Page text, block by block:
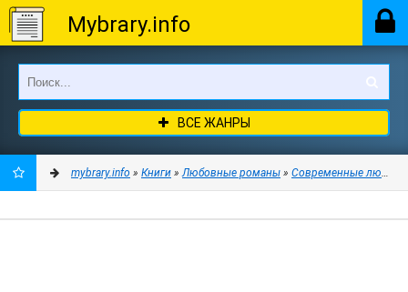
Mybrary.info
ВСЕ ЖАНРЫ
mybrary.info » Книги »Любовные романы » Современные